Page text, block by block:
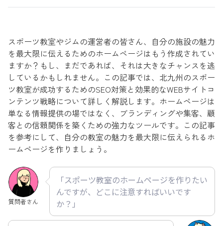
スポーツ教室やジムの運営者の皆さん、自分の施設の魅力
を最大限に伝えるためのホームページはもう作成されてい
ますか？もし、まだであれば、それは大きなチャンスを逃
しているかもしれません。この記事では、北九州のスポー
ツ教室が成功するためのSEO対策と効果的なWEBサイトコ
ンテンツ戦略について詳しく解説します。ホームページは
単なる情報提供の場ではなく、ブランディングや集客、顧
客との信頼関係を築くための強力なツールです。この記事
を参考にして、自分の教室の魅力を最大限に伝えられるホ
ームページを作りましょう。
質問者さん
「スポーツ教室のホームページを作りたい
んですが、どこに注意すればいいです
か？」